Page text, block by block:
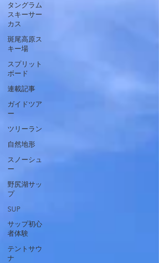
タングラム
スキーサー
カス
斑尾高原ス
キー場
スプリット
ボード
連載記事
ガイドツア
ー
ツリーラン
自然地形
スノーシュ
ー
野尻湖サッ
プ
SUP
サップ初心
者体験
テントサウ
ナ